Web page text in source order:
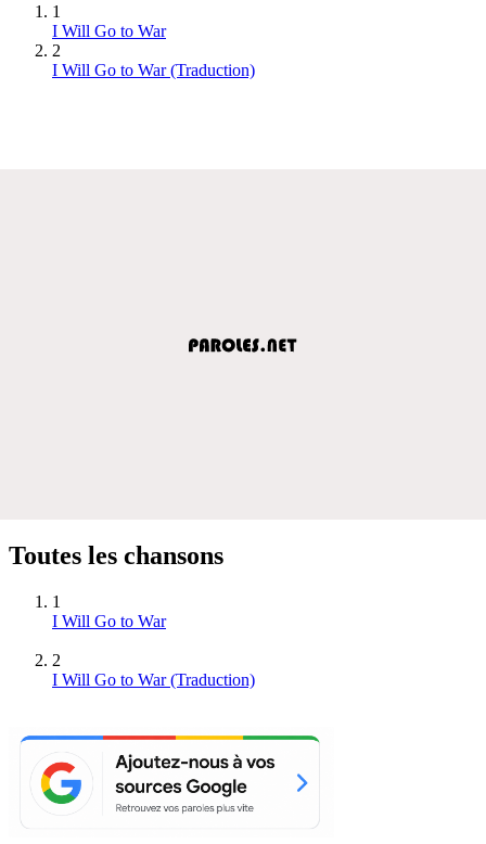
1
I Will Go to War
2
I Will Go to War (Traduction)
Toutes les chansons
1
I Will Go to War
2
I Will Go to War (Traduction)